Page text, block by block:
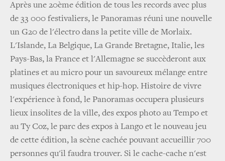
Après une 20ème édition de tous les records avec plus
de 33 000 festivaliers, le Panoramas réuni une nouvelle
un G20 de l'électro dans la petite ville de Morlaix.
L'Islande, La Belgique, La Grande Bretagne, Italie, les
Pays-Bas, la France et l'Allemagne se succèderont aux
platines et au micro pour un savoureux mélange entre
musiques électroniques et hip-hop. Histoire de vivre
l'expérience à fond, le Panoramas occupera plusieurs
lieux insolites de la ville, des expos photo au Tempo et
au Ty Coz, le parc des expos à Lango et le nouveau jeu
de cette édition, la scène cachée pouvant accueillir 700
personnes qu'il faudra trouver. Si le cache-cache n'est